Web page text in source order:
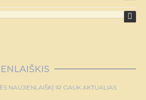
NAUJIENLAIŠKĮ IR GAUK AKTUALIAS